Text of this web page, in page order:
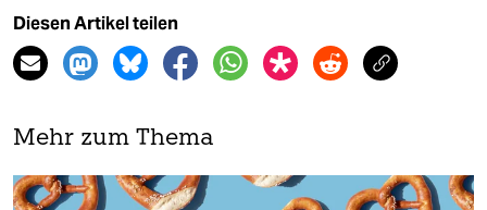
Diesen Artikel teilen
Mehr zum Thema